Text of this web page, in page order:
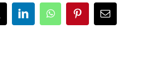
LinkedInWhatsAppPinterestCorreo
electrónico